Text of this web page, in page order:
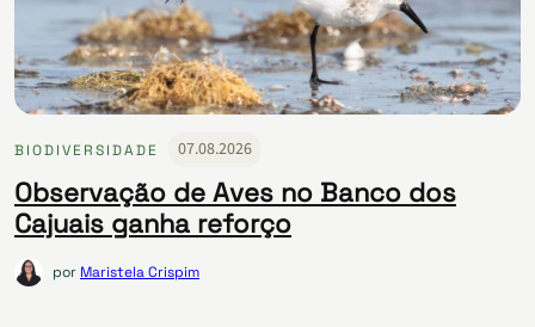
BIODIVERSIDADE 07.08.2026
Observação de Aves no Banco dos
Cajuais ganha reforço
por Maristela Crispim